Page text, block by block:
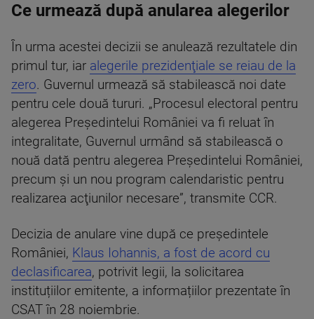
Ce urmează după anularea alegerilor
În urma acestei decizii se anulează rezultatele din
primul tur, iar alegerile prezidenţiale se reiau de la
zero. Guvernul urmează să stabilească noi date
pentru cele două tururi. „Procesul electoral pentru
alegerea Președintelui României va fi reluat în
integralitate, Guvernul urmând să stabilească o
nouă dată pentru alegerea Preşedintelui României,
precum și un nou program calendaristic pentru
realizarea acţiunilor necesare”, transmite CCR.
Decizia de anulare vine după ce președintele
României, Klaus Iohannis, a fost de acord cu
declasificarea, potrivit legii, la solicitarea
instituțiilor emitente, a informațiilor prezentate în
CSAT în 28 noiembrie.